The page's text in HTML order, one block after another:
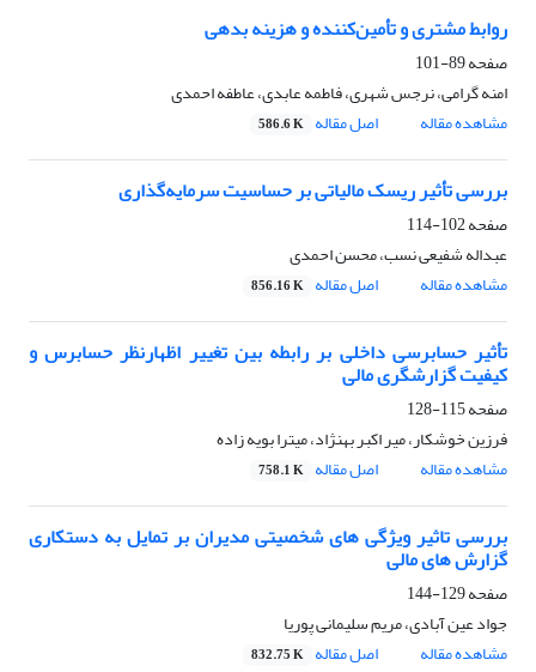
روابط مشتری و تأمین‌کننده و هزینه بدهی
صفحه89-101
امنه گرامی، نرجس شهری، فاطمه عابدی، عاطفه احمدی
مشاهده مقاله
اصل مقاله 586.6 K
بررسی تأثیر ریسک مالیاتی بر حساسیت سرمایه‌گذاری
صفحه102-114
عبداله شفیعی نسب، محسن احمدی
مشاهده مقاله
اصل مقاله 856.16 K
تأثیر حسابرسی داخلی بر رابطه بین تغییر اظهارنظر حسابرس و
کیفیت گزارشگری مالی
صفحه115-128
فرزین خوشکار، میر اکبر بهنژاد، میترا بویه زاده
مشاهده مقاله
اصل مقاله 758.1 K
بررسی تاثیر ویژگی های شخصیتی مدیران بر تمایل به دستکاری
گزارش های مالی
صفحه129-144
جواد عین آبادی، مریم سلیمانی پوریا
مشاهده مقاله
اصل مقاله 832.75 K